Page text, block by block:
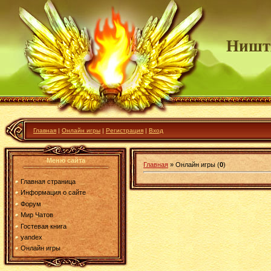
Главная | Онлайн игры | Регистрация | Вход
Меню сайта
Главная страница
Информация о сайте
Форум
Мир Чатов
Гостевая книга
yandex
Онлайн игры
Главная » Онлайн игры (0)